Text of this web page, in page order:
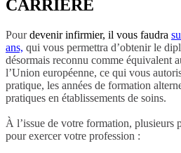
CARRIÈRE
Pourdevenir infirmier, il vous faudra
ans, qui vous permettra d’obtenir le
désormais reconnu comme équivalent
l’Union européenne, ce qui vous
pratique, les années de formation
pratiques en établissements de soins.
À l’issue de votre formation, plusieurs
pour exercer votre profession :